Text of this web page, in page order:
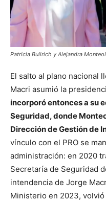
Patricia Bullrich y Alejandra
El salto al plano nacional
Macri asumió la
incorporó entonces a su
Seguridad, donde
Dirección de Gestión de
vínculo con el PRO se
administración: en 2020
Secretaría de Seguridad
intendencia de Jorge
Ministerio en 2023,